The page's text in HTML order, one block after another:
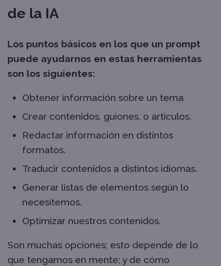
de la IA
Los puntos básicos en los que un prompt
puede ayudarnos en estas herramientas
son los siguientes:
Obtener información sobre un tema
Crear contenidos, guiones, o artículos.
Redactar información en distintos
formatos.
Traducir contenidos a distintos idiomas.
Generar listas de elementos según lo
necesitemos.
Optimizar nuestros contenidos.
Son muchas opciones; esto depende de lo
que tengamos en mente; y de cómo